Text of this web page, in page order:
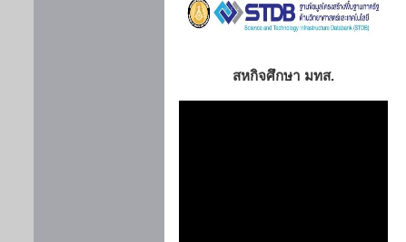
สหกิจศึกษา มทส.